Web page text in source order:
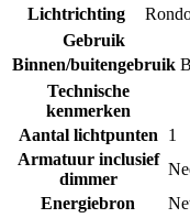
Lichtrichting
Gebruik
Binnen/buitengebruik
Technische
kenmerken
Aantal lichtpunten
1
Armatuur inclusief
dimmer
Energiebron